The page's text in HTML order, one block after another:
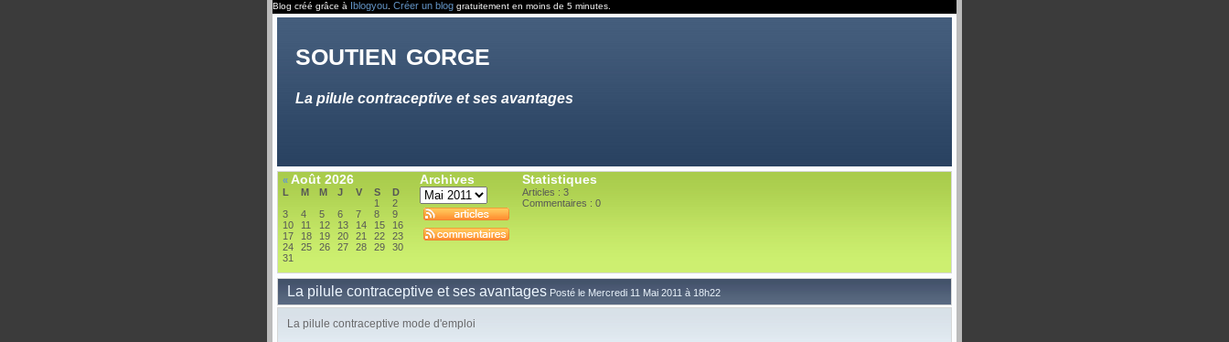
Blog créé grâce à Iblogyou Créer un blog gratuitement en moins de 5 minutes.
soutien gorge
La pilule contraceptive et ses avantages
« Août 2026
L M M J V S
D
1
2
3
4 5 6 7 8
9
10
11 12 13 14 15
16
17
18 19 20 21 22
23
24
25 26 27 28 29
30
31
Archives Statistiques
Articles : 3
Commentaires : 0
La pilule contraceptive et ses avantages Posté le Mercredi 11 Mai 2011 à 18h22
La pilule contraceptive mode d'emploi